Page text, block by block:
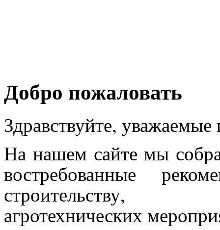
Добро пожаловать
Здравствуйте, уважаемые
На нашем сайте мы
востребованные
строительству,
агротехнических